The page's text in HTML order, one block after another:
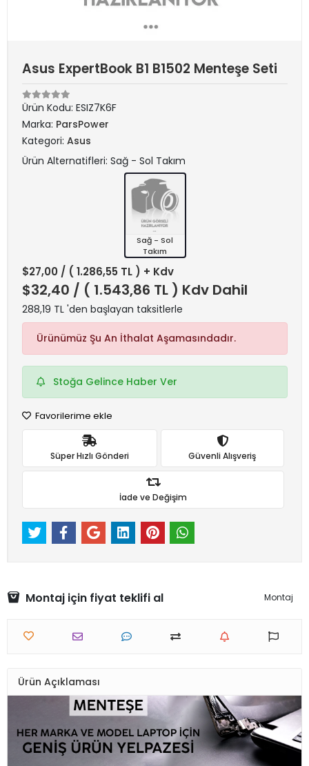
Asus ExpertBook B1 B1502 Menteşe Seti
Ürün Kodu: ESIZ7K6F
Marka: ParsPower
Kategori: Asus
Ürün Alternatifleri: Sağ - Sol Takım
Sağ - Sol
Takım
$27,00 / ( 1.286,55 TL ) + Kdv
$32,40 / ( 1.543,86 TL ) Kdv Dahil
288,19 TL 'den başlayan taksitlerle
Ürünümüz Şu An İthalat Aşamasındadır.
Stoğa Gelince Haber Ver
Favorilerime ekle
Süper Hızlı Gönderi Güvenli Alışveriş
İade ve Değişim
Montaj için fiyat teklifi al Montaj
Ürün Açıklaması